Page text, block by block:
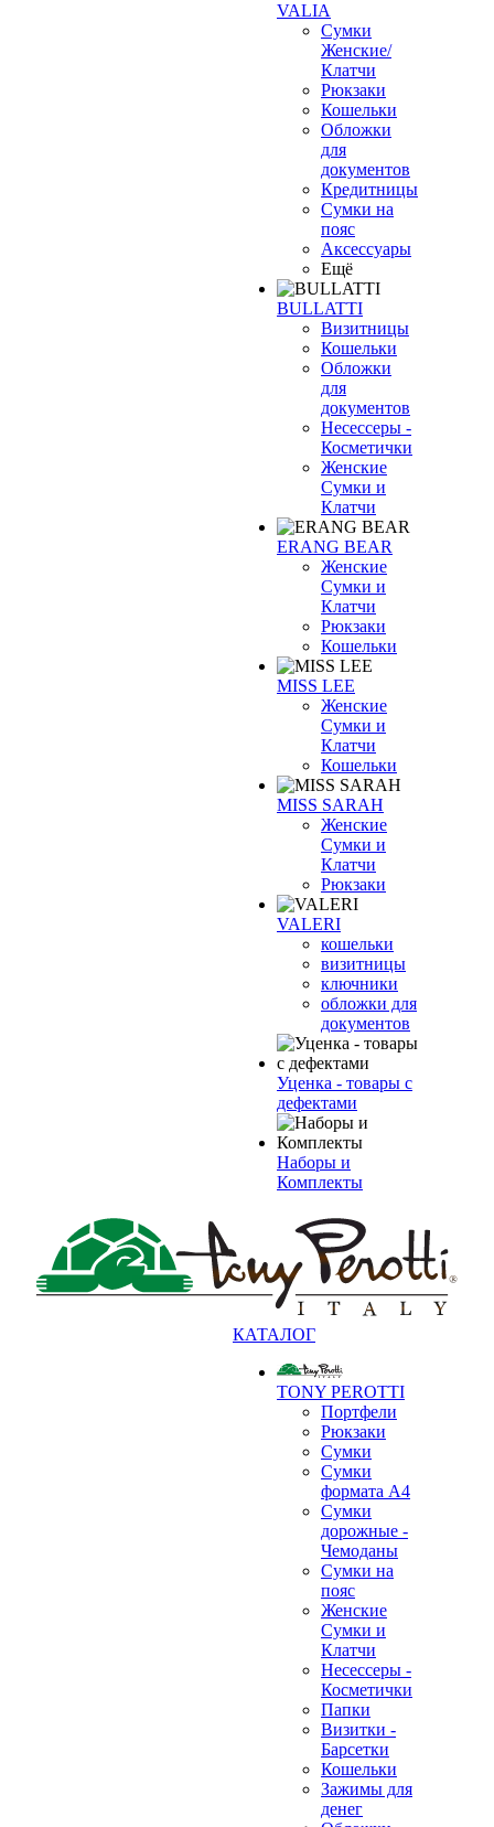
VALIA
Сумки
Женские/
Клатчи
Рюкзаки
Кошельки
Обложки
для
документов
Кредитницы
Сумки на
пояс
Аксессуары
Ещё
BULLATTI
Визитницы
Кошельки
Обложки
для
документов
Несессеры -
Косметички
Женские
Сумки и
Клатчи
ERANG BEAR
Женские
Сумки и
Клатчи
Рюкзаки
Кошельки
MISS LEE
Женские
Сумки и
Клатчи
Кошельки
MISS SARAH
Женские
Сумки и
Клатчи
Рюкзаки
VALERI
кошельки
визитницы
ключники
обложки для
документов
Уценка - товары с
дефектами
Наборы и
Комплекты
КАТАЛОГ
TONY PEROTTI
Портфели
Рюкзаки
Сумки
Сумки
формата А4
Сумки
дорожные -
Чемоданы
Сумки на
пояс
Женские
Сумки и
Клатчи
Несессеры -
Косметички
Папки
Визитки -
Барсетки
Кошельки
Зажимы для
денег